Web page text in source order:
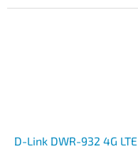
D-Link DWR-932 4G LTE